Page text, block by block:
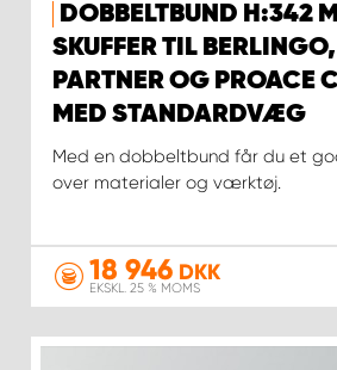
DOBBELTBUND H:342
SKUFFER TIL
PARTNER OG PROACE
MED STANDARDVÆG
Med en dobbeltbund får du et
over materialer og værktøj.
18 946DKK
EKSKL. 25 % MOMS